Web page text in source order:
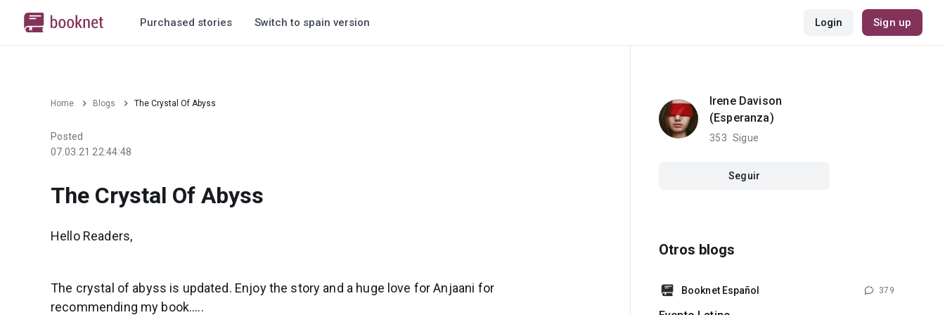
Purchased stories Switch to spain version Login Sign up
Home Blogs The Crystal Of Abyss
Posted
07.03.21 22:44:48
The Crystal Of Abyss
Hello Readers,
The crystal of abyss is updated. Enjoy the story and a huge love for Anjaani for
recommending my book.....
Irene Davison
(Esperanza)
353 Sigue
Seguir
Otros blogs
Booknet Español 379